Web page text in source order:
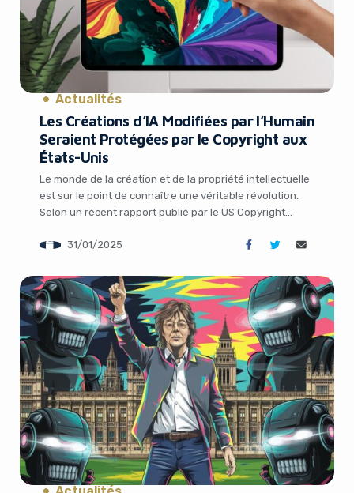
Actualités
Les Créations d’IA Modifiées par l’Humain
Seraient Protégées par le Copyright aux
États-Unis
Le monde de la création et de la propriété intellectuelle
est sur le point de connaître une véritable révolution.
Selon un récent rapport publié par le US Copyright
et modifiées par des humains pourraient bénéficier de
annonce qui ouvre de […]
31/01/2025
Yes, I will turn off Ad-Blocker
No Thanks